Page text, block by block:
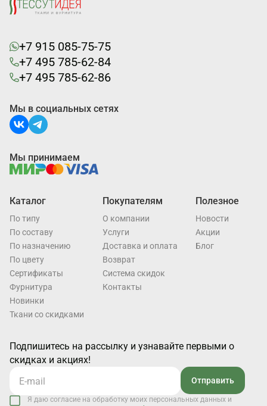
+7 915 085-75-75
+7 495 785-62-84
+7 495 785-62-86
Каталог
По типу
По составу
По назначению
По цвету
Cертификаты
Фурнитура
Новинки
Ткани со скидками
Покупателям
О компании
Услуги
Доставка и оплата
Возврат
Система скидок
Контакты
Полезное
Новости
Акции
Блог
Подпишитесь на рассылку и узнавайте первыми о
скидках и акциях!
Отправить
Я даю согласие на обработку моих персональных данных и
Мы в социальных сетях
Мы принимаем